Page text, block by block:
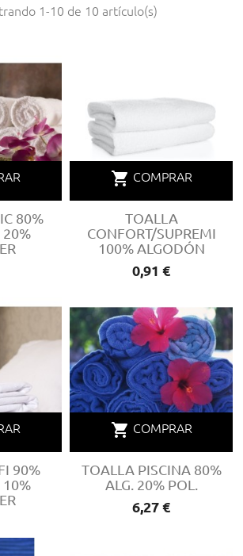
1-10 de 10 artículo(s)
80%
20%
TOALLA
CONFORT/SUPREMI
100% ALGODÓN
Precio
0,91 €
shopping_cart COMPRAR
90%
10%
TOALLA PISCINA 80%
ALG. 20% POL.
Precio
6,27 €
shopping_cart COMPRAR